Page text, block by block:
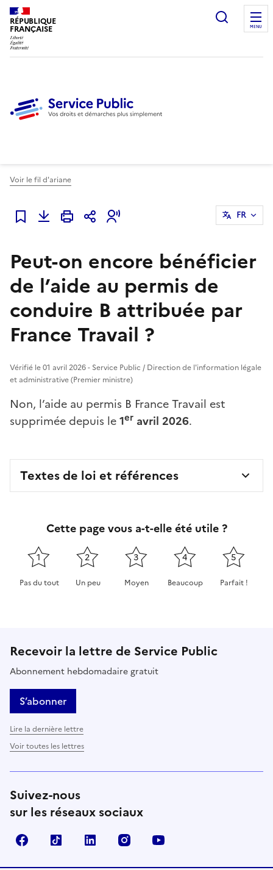
RÉPUBLIQUE
FRANÇAISE
Ouvrir
MENU
Voir le fil d'ariane
Ajouter à mes favoris
FR
Peut-on encore bénéficier
de l’aide au permis de
conduire B attribuée par
France Travail ?
Vérifié le 01 avril 2026 - Service Public / Direction de l'information légale
et administrative (Premier ministre)
Non, l’aide au permis B France Travail est
supprimée depuis le1er avril 2026.
Textes de loi et références
Cette page vous a-t-elle été utile ?
1
Pas du tout
2
Un peu
3
Moyen
4
Beaucoup
5
Parfait !
Recevoir la lettre de Service Public
Abonnement hebdomadaire gratuit
S’abonner
Lire la dernière lettre
Voir toutes les lettres
Suivez-nous
sur les réseaux sociaux
FacebookTikTok LinkedIn Instagram